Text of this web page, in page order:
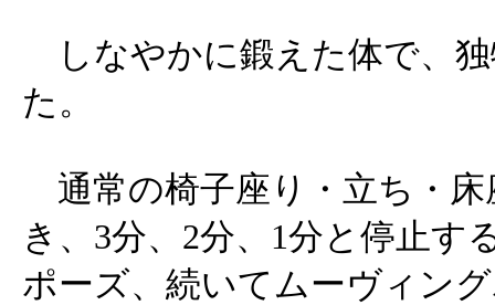
しなやかに鍛えた体で、
た。
通常の椅子座り・立ち・床
き、3分、2分、1分と停止す
ポーズ、続いてムーヴィン